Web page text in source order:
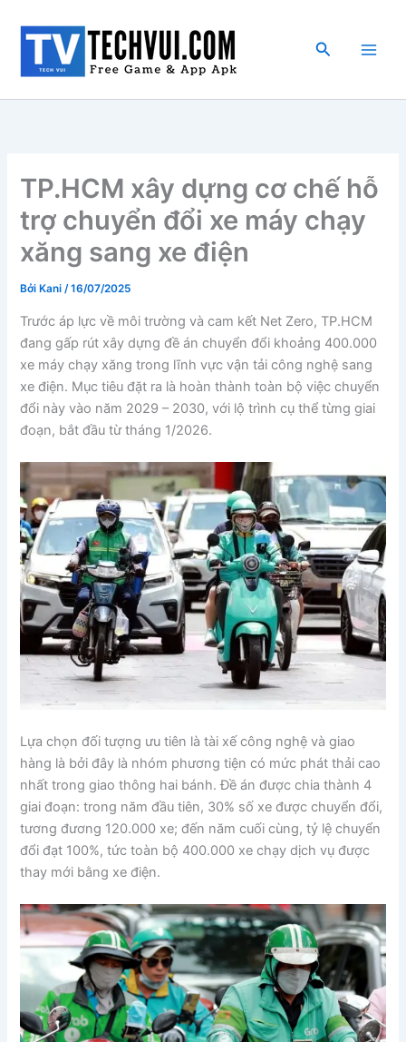
dung
Tìm
TP.HCM xây dựng cơ chế hỗ
trợ chuyển đổi xe máy chạy
xăng sang xe điện
Bởi Kani/16/07/2025
Trước áp lực về môi trường và cam kết Net Zero, TP.HCM
đang gấp rút xây dựng đề án chuyển đổi khoảng 400.000
xe máy chạy xăng trong lĩnh vực vận tải công nghệ sang
xe điện. Mục tiêu đặt ra là hoàn thành toàn bộ việc chuyển
đổi này vào năm 2029 – 2030, với lộ trình cụ thể từng giai
đoạn, bắt đầu từ tháng 1/2026.
Lựa chọn đối tượng ưu tiên là tài xế công nghệ và giao
hàng là bởi đây là nhóm phương tiện có mức phát thải cao
nhất trong giao thông hai bánh. Đề án được chia thành 4
giai đoạn: trong năm đầu tiên, 30% số xe được chuyển đổi,
tương đương 120.000 xe; đến năm cuối cùng, tỷ lệ chuyển
đổi đạt 100%, tức toàn bộ 400.000 xe chạy dịch vụ được
thay mới bằng xe điện.